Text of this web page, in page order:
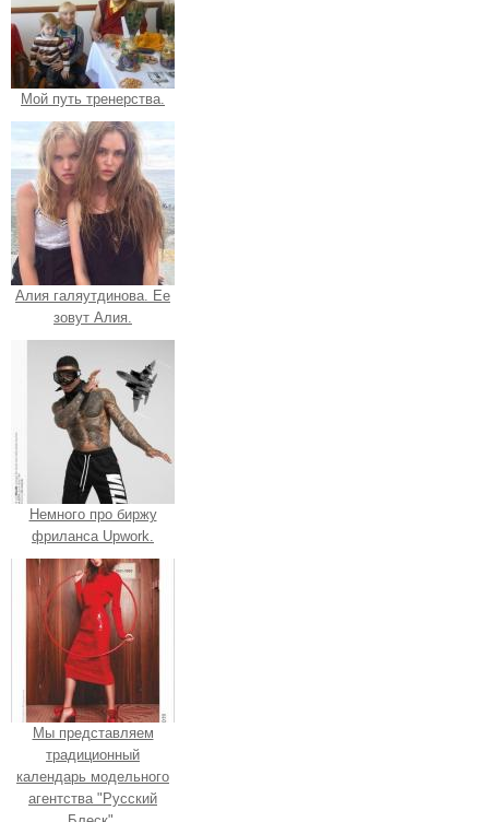
Мой путь тренерства.
Алия галяутдинова. Ее
зовут Алия.
Немного про биржу
фриланса Upwork.
Мы представляем
традиционный
календарь модельного
агентства "Русский